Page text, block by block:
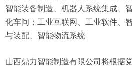
智能装备制造、机器人系统集成、
化车间；工业互联网、工业软件、
与装配、智能物流系统
山西鼎力智能制造有限公司将根据